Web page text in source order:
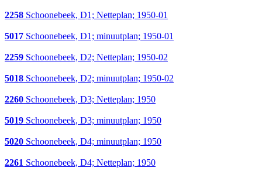
2258 Schoonebeek, D1; Netteplan; 1950-01
5017 Schoonebeek, D1; minuutplan; 1950-01
2259 Schoonebeek, D2; Netteplan; 1950-02
5018 Schoonebeek, D2; minuutplan; 1950-02
2260 Schoonebeek, D3; Netteplan; 1950
5019 Schoonebeek, D3; minuutplan; 1950
5020 Schoonebeek, D4; minuutplan; 1950
2261 Schoonebeek, D4; Netteplan; 1950